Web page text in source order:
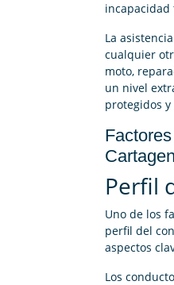
La
cualquier
moto,
un nivel
protegidos
Perfil
Uno de los
perfil del
aspectos
Los